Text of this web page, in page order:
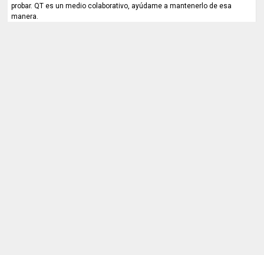
probar. QT es un medio colaborativo, ayúdame a mantenerlo de esa
manera.